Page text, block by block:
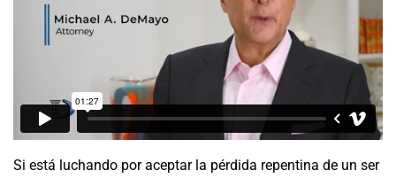
Si está luchando por aceptar la pérdida repentina de un ser